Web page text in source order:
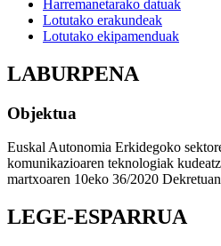
Harremanetarako datuak
Lotutako erakundeak
Lotutako ekipamenduak
LABURPENA
Objektua
Euskal Autonomia Erkidegoko
komunikazioaren teknologiak
martxoaren 10eko 36/2020
LEGE-ESPARRUA